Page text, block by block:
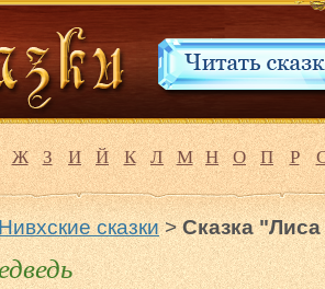
Ж З И Й К Л М Н О П Р
сказки>Сказка